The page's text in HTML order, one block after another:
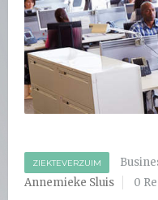
ZIEKTEVERZUIM
Annemieke Sluis
0